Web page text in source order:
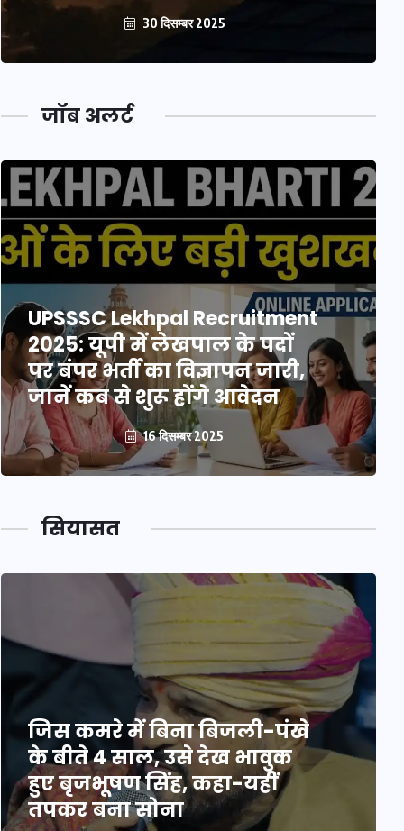
30 दिसम्बर 2025
जॉब अलर्ट
UPSSSC Lekhpal Recruitment
2025: यूपी में लेखपाल के पदों
पर बंपर भर्ती का विज्ञापन जारी,
जानें कब से शुरू होंगे आवेदन
16 दिसम्बर 2025
सियासत
जिस कमरे में बिना बिजली-पंखे
के बीते 4 साल, उसे देख भावुक
हुए बृजभूषण सिंह, कहा-यहीं
तपकर बना सोना